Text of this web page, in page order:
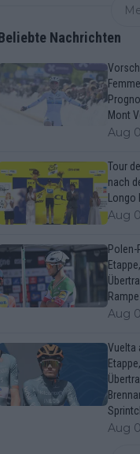
Nachrichten
Mont
Aug
Tour
nach
Aug
Polen-
Aug
Vuelta
Aug